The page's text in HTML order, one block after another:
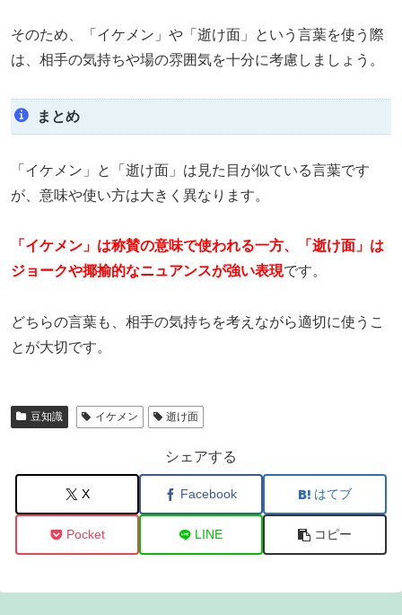
そのため、「イケメン」や「逝け面」という言葉を使う際
は、相手の気持ちや場の雰囲気を十分に考慮しましょう。
まとめ
「イケメン」と「逝け面」は見た目が似ている言葉です
が、意味や使い方は大きく異なります。
「イケメン」は称賛の意味で使われる一方、「逝け面」は
ジョークや揶揄的なニュアンスが強い表現です。
どちらの言葉も、相手の気持ちを考えながら適切に使うこ
とが大切です。
豆知識 イケメン 逝け面
シェアする
X Facebook はてブ
Pocket LINE コピー